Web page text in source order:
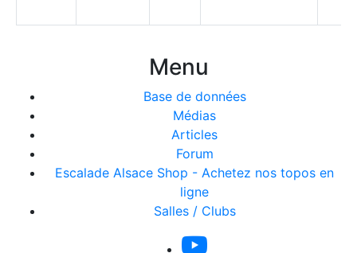
Menu
Base de données
Médias
Articles
Forum
Escalade Alsace Shop - Achetez nos topos en
ligne
Salles / Clubs